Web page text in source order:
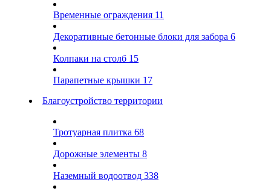
Временные ограждения 11
Декоративные бетонные блоки для забора 6
Колпаки на столб 15
Парапетные крышки 17
Благоустройство территории
Тротуарная плитка 68
Дорожные элементы 8
Наземный водоотвод 338